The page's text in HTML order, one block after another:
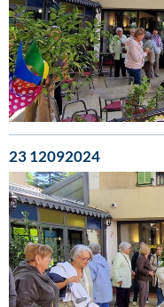
23 12092024